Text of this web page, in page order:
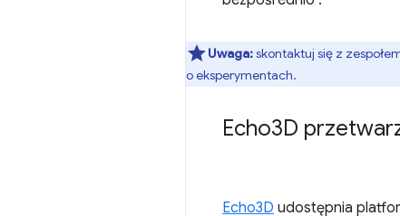
Uwaga:skontaktuj się z
o eksperymentach.
Echo3D
Echo3D udostępnia